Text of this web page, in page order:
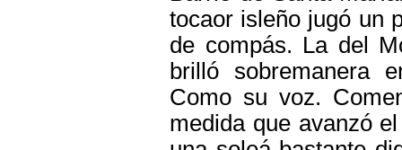
tocaor isleño jugó un
de compás. La del
brilló sobremanera
Como su voz.
medida que avanzó